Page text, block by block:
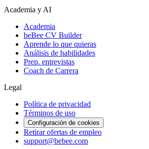
Academia y AI
Academia
beBee CV Builder
Aprende lo que quieras
Análisis de habilidades
Prep. entrevistas
Coach de Carrera
Legal
Política de privacidad
Términos de uso
Configuración de cookies
Retirar ofertas de empleo
support@bebee.com